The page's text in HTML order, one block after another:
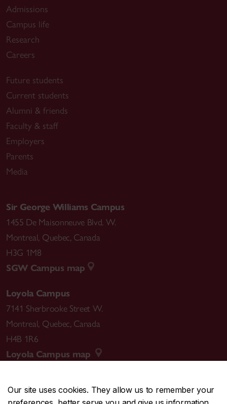
Our site uses cookies. They allow us to remember your
Admissions
Campus life
Research
Careers
Future students
Current students
Alumni & friends
Faculty & staff
Employers
Parents
Media
Sir George Williams Campus
1455 De Maisonneuve Blvd. W.
Montreal, Quebec, Canada
H3G 1M8
SGW Campus map
Loyola Campus
7141 Sherbrooke Street W.
Montreal, Quebec, Canada
H4B 1R6
Loyola Campus map